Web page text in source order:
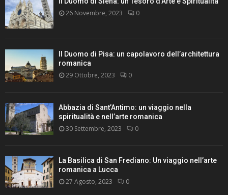
26 Novembre, 2023 0
Il Duomo di Pisa: un capolavoro dell’architettura
romanica
29 Ottobre, 2023 0
Abbazia di Sant’Antimo: un viaggio nella
spiritualità e nell’arte romanica
30 Settembre, 2023 0
La Basilica di San Frediano: Un viaggio nell’arte
romanica a Lucca
27 Agosto, 2023 0